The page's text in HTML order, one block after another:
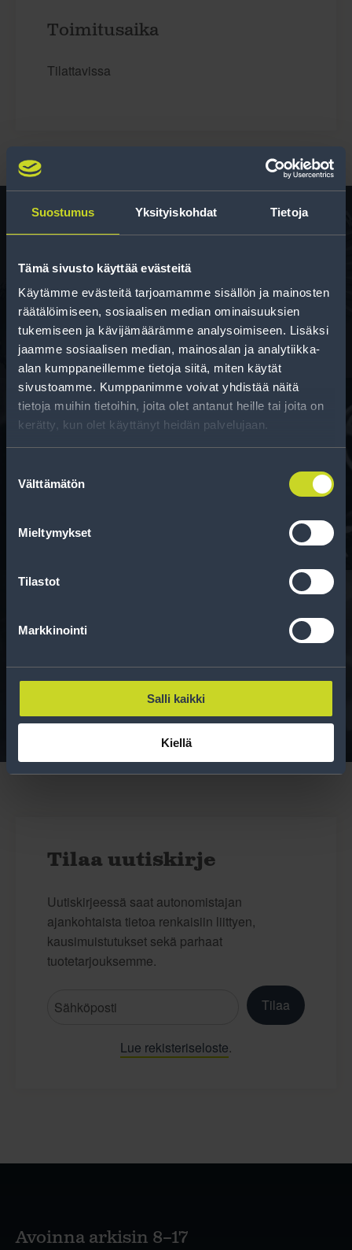
Suostumus Yksityiskohdat Tietoja
Tämä sivusto käyttää evästeitä
Käytämme evästeitä tarjoamamme sisällön ja mainosten
räätälöimiseen, sosiaalisen median ominaisuuksien
tukemiseen ja kävijämäärämme analysoimiseen. Lisäksi
jaamme sosiaalisen median, mainosalan ja analytiikka-
alan kumppaneillemme tietoja siitä, miten käytät
sivustoamme. Kumppanimme voivat yhdistää näitä
tietoja muihin tietoihin, joita olet antanut heille tai joita on
kerätty, kun olet käyttänyt heidän palvelujaan.
valinta
Välttämätön
Mieltymykset
Tilastot
Markkinointi
Salli kaikki
Kiellä
Toimitusaika
Tilattavissa
Rengas­laskuri
Auttaa sinua valitsemaan oikean kokoisen renkaan,
kun vaihdat rengaskokoa.
Rahoitus
Tee ostoksesi RengasCenter-tilillä. Saat
Tavallisen ihmisen tietoa merkinnöistä, renkaista ja
Tilaa uutiskirje
Uutiskirjeessä saat autonomistajan
ajankohtaista tietoa renkaisiin liittyen,
kausimuistutukset sekä parhaat
tuotetarjouksemme.
Tilaa
Lue rekisteriseloste.
Avoinna arkisin 8–17